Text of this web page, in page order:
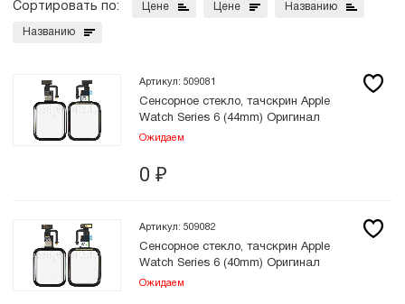
Сортировать по: Цене Цене Названию
Названию
Артикул: 509081
Сенсорное стекло, тачскрин Apple
Watch Series 6 (44mm) Оригинал
Ожидаем
0 ₽
Артикул: 509082
Сенсорное стекло, тачскрин Apple
Watch Series 6 (40mm) Оригинал
Ожидаем